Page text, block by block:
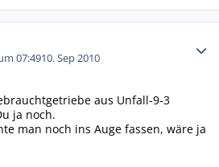
07:4910. Sep 2010
aus Unfall-9-3
ja noch.
man noch ins Auge fassen, wäre ja